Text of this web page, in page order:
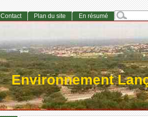
Environnement
Contact Plan du site En résumé